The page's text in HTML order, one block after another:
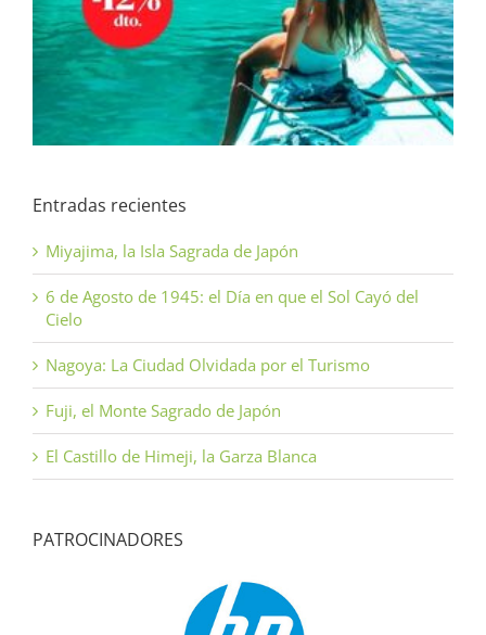
Entradas recientes
Miyajima, la Isla Sagrada de Japón
6 de Agosto de 1945: el Día en que el Sol Cayó del
Cielo
Nagoya: La Ciudad Olvidada por el Turismo
Fuji, el Monte Sagrado de Japón
El Castillo de Himeji, la Garza Blanca
PATROCINADORES